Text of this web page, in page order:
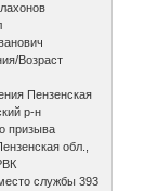
Возраст
Пензенская
р-н
призыва
обл.,
службы 393